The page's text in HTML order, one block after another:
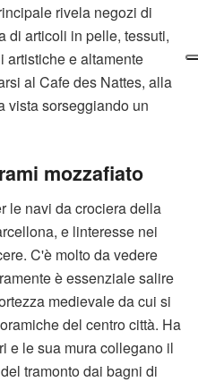
rivela negozi di
di articoli in pelle, tessuti,
artistiche e altamente
al Cafe des Nattes, alla
vista sorseggiando un
mozzafiato
le navi da crociera della
e linteresse nei
C'è molto da vedere
è essenziale salire
medievale da cui si
del centro città. Ha
e le sua mura collegano il
tramonto dai bagni di